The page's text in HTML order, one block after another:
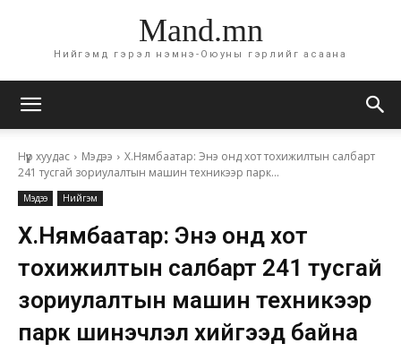
Mand.mn
Нийгэмд гэрэл нэмнэ-Оюуны гэрлийг асаана
Нүүр хуудас Мэдээ
Х.Нямбаатар: Энэ онд хот тохижилтын салбарт
241 тусгай зориулалтын машин техникээр парк...
Мэдээ Нийгэм
Х.Нямбаатар: Энэ онд хот
тохижилтын салбарт 241 тусгай
зориулалтын машин техникээр
парк шинэчлэл хийгээд байна